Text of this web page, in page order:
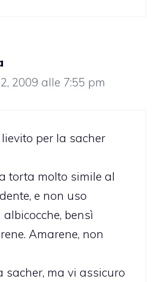
2009 alle 7:55 pm
per la sacher
torta molto simile al
e non uso
bensì
Amarene, non
sacher, ma vi assicuro